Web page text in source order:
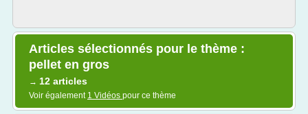
Articles sélectionnés pour le thème :
pellet en gros
→ 12 articles
Voir également 1 Vidéos pour ce thème